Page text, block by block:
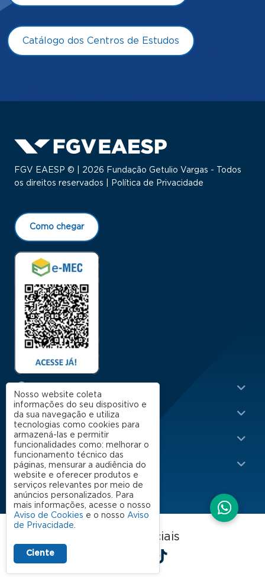
Catálogo dos Centros de Estudos
FGV EAESP © | 2026 Fundação Getulio Vargas - Todos
os direitos reservados |
Política de Privacidade
Como chegar
Menu Rodapé 1
Cursos
Escola
Rodapé 2
Apoio
Impacto
FGV EAESP nas redes sociais
LinkedIn
Facebook
Instagram
YouTube
Spotify
Nosso website coleta
informações do seu dispositivo e
da sua navegação e utiliza
tecnologias como cookies para
armazená-las e permitir
funcionalidades como: melhorar o
funcionamento técnico das
páginas, mensurar a audiência do
website e oferecer produtos e
serviços relevantes por meio de
anúncios personalizados. Para
mais informações, acesse o nosso
Aviso de Cookies e o nosso Aviso
de Privacidade.
Ciente